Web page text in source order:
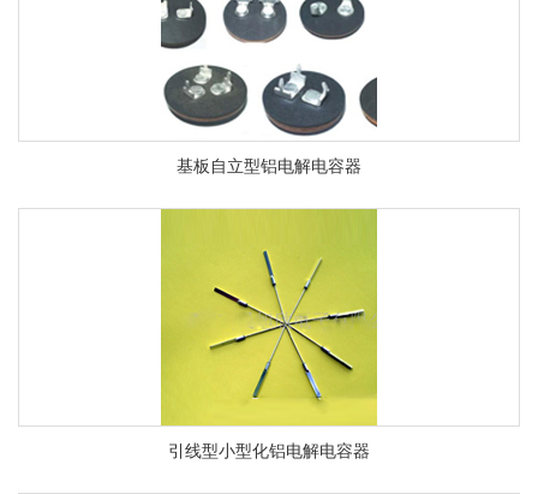
基板自立型铝电解电容器
引线型小型化铝电解电容器